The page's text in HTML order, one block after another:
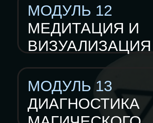
Задать вопрос
ЗАПИСАТЬСЯ НА КУРС